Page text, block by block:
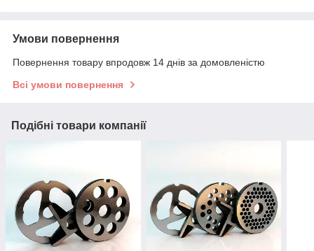
Умови повернення
Повернення товару впродовж 14 днів за домовленістю
Всі умови повернення
Подібні товари компанії